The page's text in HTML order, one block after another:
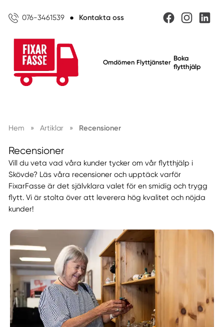
076-3461539 ● Kontakta oss
Omdömen Flyttjänster
Boka
flytthjälp
Hem » Artiklar » Recensioner
Recensioner
Vill du veta vad våra kunder tycker om vår flytthjälp i
Skövde? Läs våra recensioner och upptäck varför
FixarFasse är det självklara valet för en smidig och trygg
flytt. Vi är stolta över att leverera hög kvalitet och nöjda
kunder!